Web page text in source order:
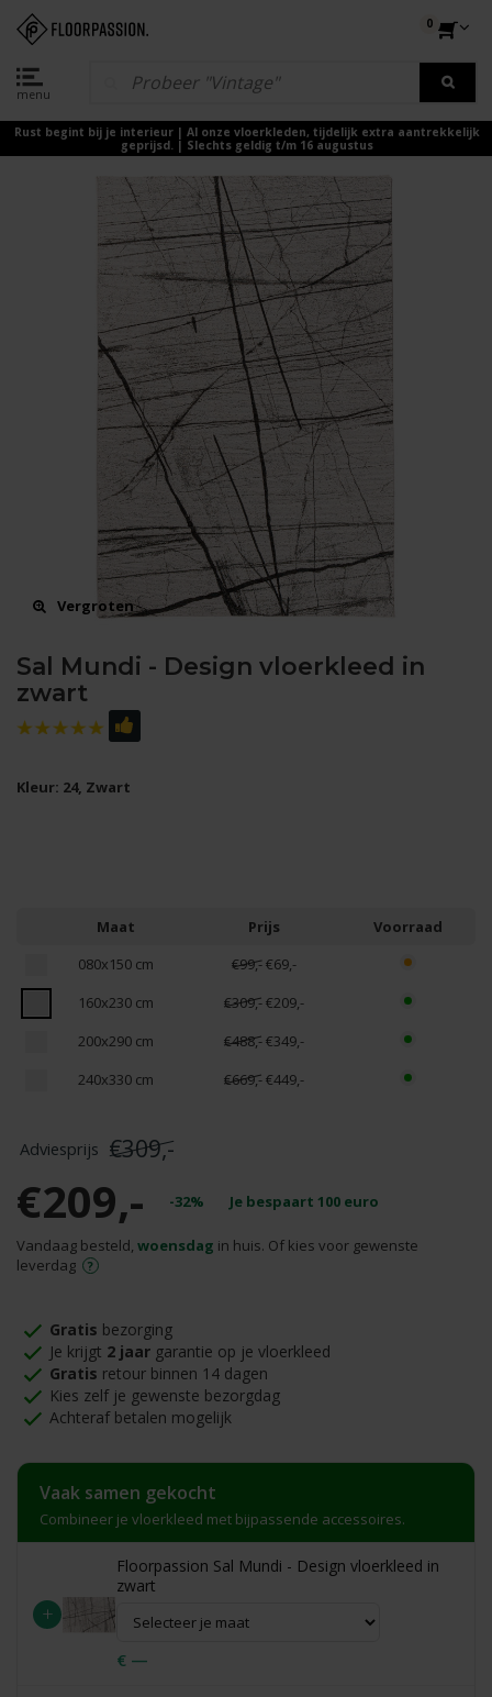
menu
0
Rust begint bij je interieur | Al onze vloerkleden, tijdelijk extra aantrekkelijk
geprijsd. | Slechts geldig t/m 16 augustus
Vergroten
Sal Mundi - Design vloerkleed in
zwart
Kleur: 24, Zwart
Maat Prijs
Voorraad
080x150 cm
€99,-€69,-
160x230 cm
€309,-€209,-
200x290 cm
€488,-€349,-
240x330 cm
€669,-€449,-
€309,-
€209,- -32% Je bespaart 100 euro
Vandaag besteld, woensdag in huis. Of kies voor gewenste
leverdag
Gratis bezorging
Je krijgt 2 jaar garantie op je vloerkleed
Gratis retour binnen 14 dagen
Kies zelf je gewenste bezorgdag
Achteraf betalen mogelijk
Vaak samen gekocht
Combineer je vloerkleed met bijpassende accessoires.
+
Floorpassion Sal Mundi - Design vloerkleed in
zwart
€ —